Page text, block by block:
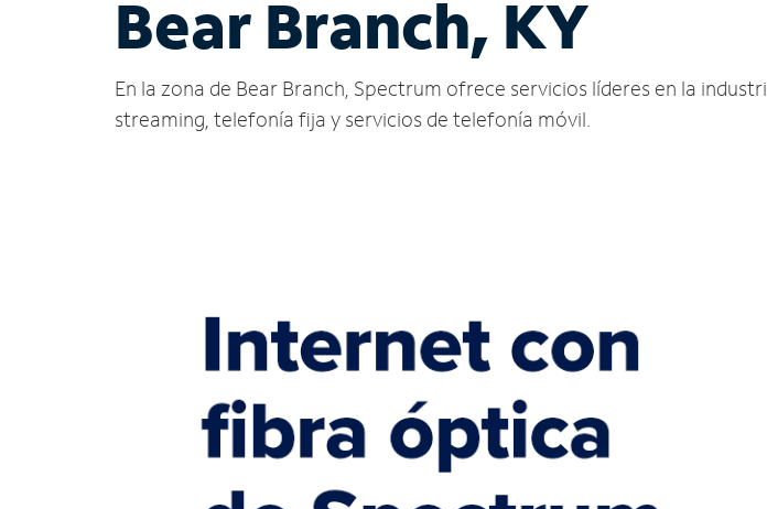
Bear Branch, KY
En la zona de Bear Branch, Spectrum ofrece servicios líderes en la
streaming, telefonía fija y servicios de telefonía móvil.